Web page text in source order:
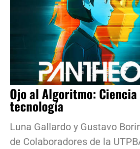
Ojo al Algoritmo:
tecnología
Luna Gallardo y Gustavo
de Colaboradores de la